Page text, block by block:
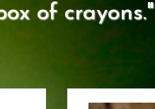
of crayons."